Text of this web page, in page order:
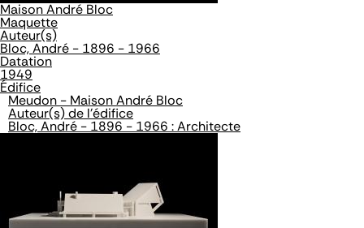
Maison André Bloc
Maquette
Auteur(s)
Bloc, André - 1896 - 1966
Datation
1949
Édifice
Meudon - Maison André Bloc
Auteur(s) de l'édifice
Bloc, André - 1896 - 1966 : Architecte